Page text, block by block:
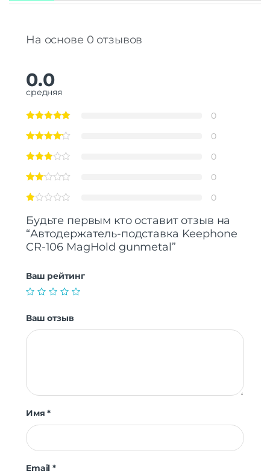
На основе 0 отзывов
0.0
средняя
0
0
0
0
0
Будьте первым кто оставит отзыв на
“Автодержатель-подставка Keephone
CR-106 MagHold gunmetal”
Ваш рейтинг
Ваш отзыв
Имя*
Email*